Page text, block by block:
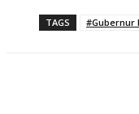
TAGS #Gubernur